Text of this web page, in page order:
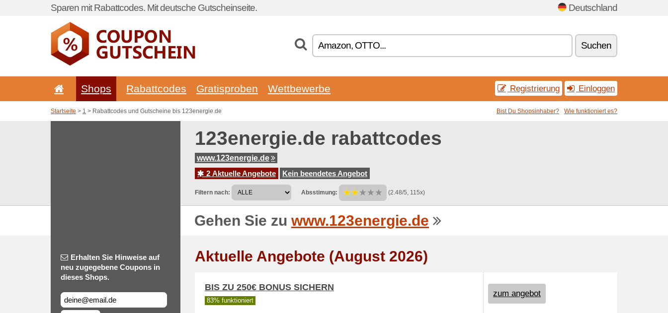
Sparen mit Rabattcodes. Mit deutsche Gutscheinseite. Deutschland
Suchen
Shops Rabattcodes Gratisproben Wettbewerbe Registrierung Einloggen
Startseite > 1 > Rabattcodes und Gutscheine bis 123energie.de Bist Du Shopsinhaber? Wie funktioniert es?
123energie.de rabattcodes
www.123energie.de
2 Aktuelle Angebote
Kein beendetes Angebot
Filtern nach: Absstimung: (2.48/5, 115x)
Gehen Sie zu www.123energie.de
Erhalten Sie Hinweise auf
neu zugegebene Coupons in
dieses Shops.
Aktuelle Angebote (August 2026)
BIS ZU 250€ BONUS SICHERN
83% funktioniert
zum angebot